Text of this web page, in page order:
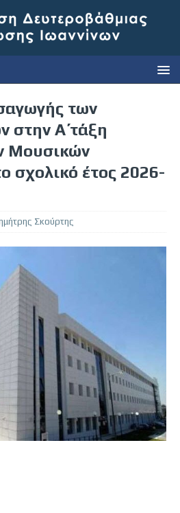
των
στην Α΄ τάξη
Μουσικών
σχολικό έτος 2026-
Σκούρτης